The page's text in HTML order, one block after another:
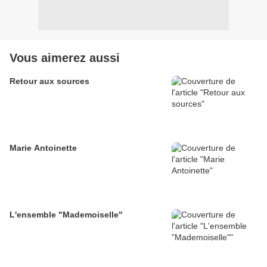
Vous aimerez aussi
Retour aux sources
Marie Antoinette
L'ensemble "Mademoiselle"